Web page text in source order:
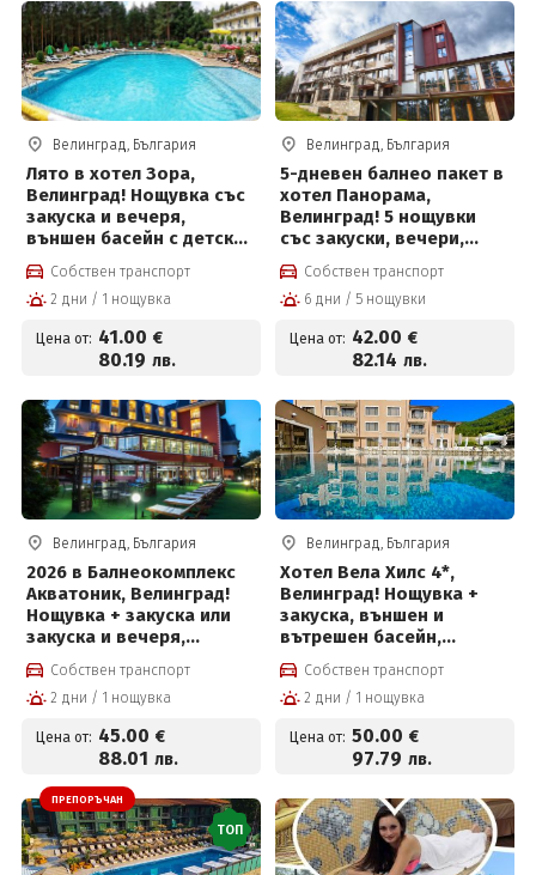
Велинград, България
Лято в хотел Зора,
Велинград! Нощувка със
закуска и вечеря,
външен басейн с детска
част, мини футболно и
волейболно игрище,
билярд и тенис на маса
за 41 € на човек
Собствен транспорт
2 дни / 1 нощувка
Цена от: 41.00 €
80.19 лв.
Велинград, България
5-дневен балнео пакет в
хотел Панорама,
Велинград! 5 нощувки
със закуски, вечери,
лекарски преглед, 2
физиотерапевтични
процедури на ден,
басейн с минерална вода
и солна стая за 42 евро
на човек на ден
Собствен транспорт
6 дни / 5 нощувки
Цена от: 42.00 €
82.14 лв.
Велинград, България
2026 в Балнеокомплекс
Акватоник, Велинград!
Нощувка + закуска или
закуска и вечеря,
вътрешен и външен
акватоничен басейн и
Уелнес пакет на цени от
45 евро на човек
Собствен транспорт
2 дни / 1 нощувка
Цена от: 45.00 €
88.01 лв.
Велинград, България
Хотел Вела Хилс 4*,
Велинград! Нощувка +
закуска, външен и
вътрешен басейн,
джакузи и СПА пакет на
цени от 50 евро на човек
Собствен транспорт
2 дни / 1 нощувка
Цена от: 50.00 €
97.79 лв.
ПРЕПОРЪЧАН
ТОП